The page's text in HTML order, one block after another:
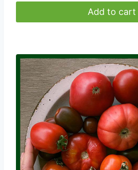
Add to cart